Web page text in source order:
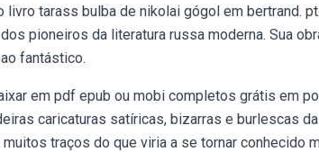
tarass bulba de nikolai gógol em bertrand.
pioneiros da literatura russa moderna. Sua
fantástico.
em pdf epub ou mobi completos grátis em
caricaturas satíricas, bizarras e burlescas
traços do que viria a se tornar conhecido